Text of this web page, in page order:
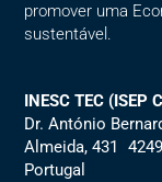
promover uma
sustentável.
INESC TEC (ISEP
Dr. António
Almeida, 431
Portugal